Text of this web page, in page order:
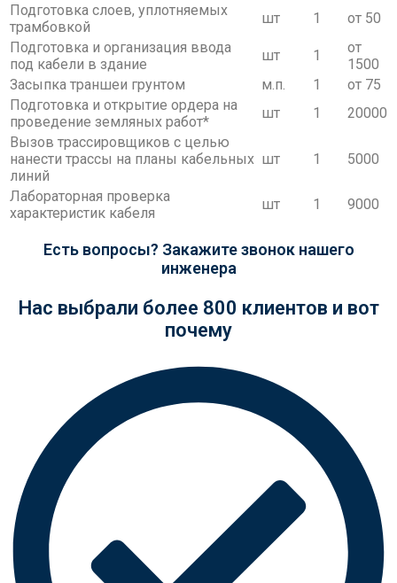
Подготовка слоев, уплотняемых
трамбовкой
шт 1
от 50
Подготовка и организация ввода
под кабели в здание
шт 1
от
1500
Засыпка траншеи грунтом
м.п. 1
от 75
Подготовка и открытие ордера на
проведение земляных работ*
шт 1
20000
Вызов трассировщиков с целью
нанести трассы на планы кабельных
линий
шт 1 5000
Лабораторная проверка
характеристик кабеля
шт 1 9000
Есть вопросы? Закажите звонок нашего
инженера
Нас выбрали более 800 клиентов и вот
почему